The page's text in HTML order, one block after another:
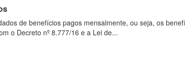
de benefícios pagos mensalmente, ou seja, os
o Decreto nº 8.777/16 e a Lei de...